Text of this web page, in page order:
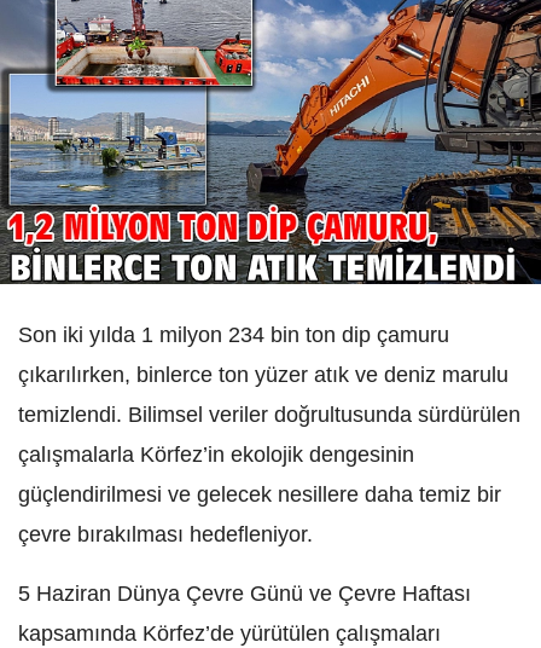
Son iki yılda 1 milyon 234 bin ton dip çamuru
çıkarılırken, binlerce ton yüzer atık ve deniz marulu
temizlendi. Bilimsel veriler doğrultusunda sürdürülen
çalışmalarla Körfez’in ekolojik dengesinin
güçlendirilmesi ve gelecek nesillere daha temiz bir
çevre bırakılması hedefleniyor.
5 Haziran Dünya Çevre Günü ve Çevre Haftası
kapsamında Körfez’de yürütülen çalışmaları